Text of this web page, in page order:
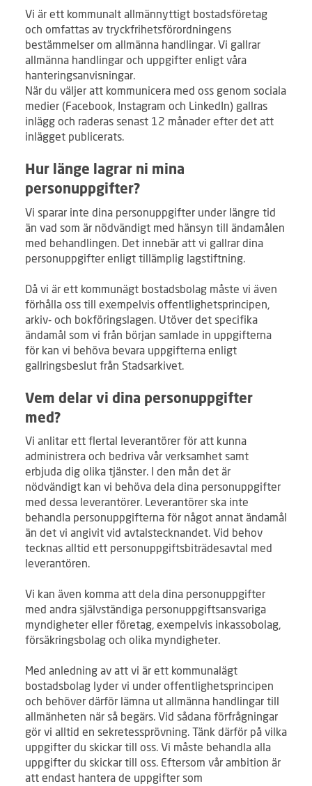
Vi är ett kommunalt allmännyttigt bostadsföretag
och omfattas av tryckfrihetsförordningens
bestämmelser om allmänna handlingar. Vi gallrar
allmänna handlingar och uppgifter enligt våra
hanteringsanvisningar.
När du väljer att kommunicera med oss genom sociala
medier (Facebook, Instagram och LinkedIn) gallras
inlägg och raderas senast 12 månader efter det att
inlägget publicerats.
Hur länge lagrar ni mina
personuppgifter?
Vi sparar inte dina personuppgifter under längre tid
än vad som är nödvändigt med hänsyn till ändamålen
med behandlingen. Det innebär att vi gallrar dina
personuppgifter enligt tillämplig lagstiftning.
Då vi är ett kommunägt bostadsbolag måste vi även
förhålla oss till exempelvis offentlighetsprincipen,
arkiv- och bokföringslagen. Utöver det specifika
ändamål som vi från början samlade in uppgifterna
för kan vi behöva bevara uppgifterna enligt
gallringsbeslut från Stadsarkivet.
Vem delar vi dina personuppgifter
med?
Vi anlitar ett flertal leverantörer för att kunna
administrera och bedriva vår verksamhet samt
erbjuda dig olika tjänster. I den mån det är
nödvändigt kan vi behöva dela dina personuppgifter
med dessa leverantörer. Leverantörer ska inte
behandla personuppgifterna för något annat ändamål
än det vi angivit vid avtalstecknandet. Vid behov
tecknas alltid ett personuppgiftsbiträdesavtal med
leverantören.
Vi kan även komma att dela dina personuppgifter
med andra självständiga personuppgiftsansvariga
myndigheter eller företag, exempelvis inkassobolag,
försäkringsbolag och olika myndigheter.
Med anledning av att vi är ett kommunalägt
bostadsbolag lyder vi under offentlighetsprincipen
och behöver därför lämna ut allmänna handlingar till
allmänheten när så begärs. Vid sådana förfrågningar
gör vi alltid en sekretessprövning. Tänk därför på vilka
uppgifter du skickar till oss. Vi måste behandla alla
uppgifter du skickar till oss. Eftersom vår ambition är
att endast hantera de uppgifter som